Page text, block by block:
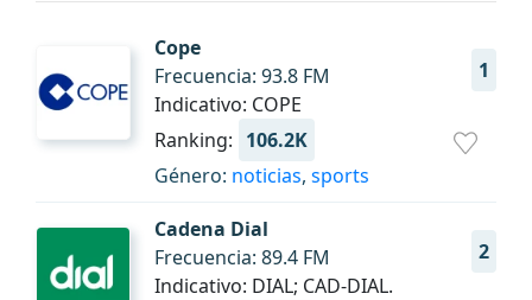
Cope
1
Frecuencia: 93.8 FM
Indicativo: COPE
Ranking: 106.2K
Género: noticias, sports
Cadena Dial
2
Frecuencia: 89.4 FM
Indicativo: DIAL; CAD-DIAL.